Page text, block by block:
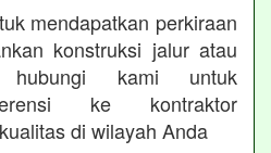
mendapatkan perkiraan
konstruksi jalur atau
hubungi kami untuk
ke kontraktor
di wilayah Anda